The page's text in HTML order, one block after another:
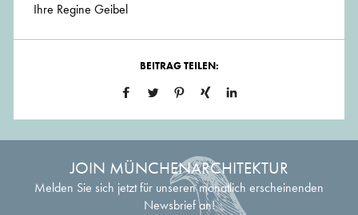
Ihre Regine Geibel
BEITRAG TEILEN:
JOIN MÜNCHENARCHITEKTUR
Melden Sie sich jetzt für unseren monatlich erscheinenden
Newsbrief an!